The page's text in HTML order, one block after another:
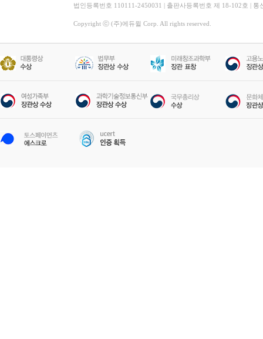
법인등록번호 110111-2450031 | 출판사등록번호 제 18-102호 |
Copyright ⓒ (주)에듀윌 Corp. All rights reserved.